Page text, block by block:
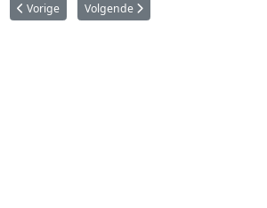
Vorig artikel: De bekendste zwarte gaten
Vorige Volgende artikel: Hoe worden
Volgende